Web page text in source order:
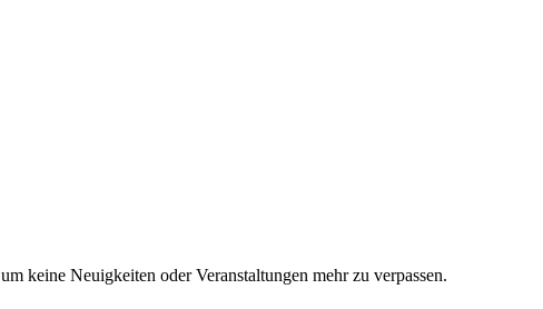
keine Neuigkeiten oder Veranstaltungen mehr zu verpassen.